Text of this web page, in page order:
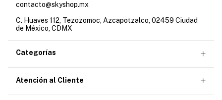
contacto@skyshop.mx
C. Huaves 112, Tezozomoc, Azcapotzalco, 02459 Ciudad
de México, CDMX
Categorías
Atención al Cliente